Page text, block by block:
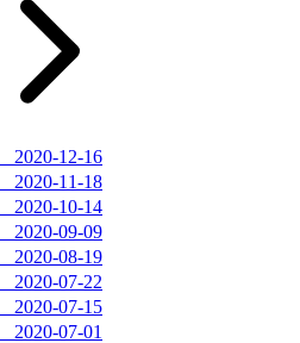
12-16
11-18
10-14
09-09
08-19
07-22
07-15
07-01